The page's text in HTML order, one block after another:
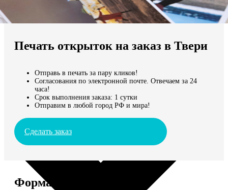
Мы доставляем по всему миру
Продолжить без города
Печать открыток на заказ в Твери
Отправь в печать за пару кликов!
Согласования по электронной почте. Отвечаем за 24
часа!
Срок выполнения заказа: 1 сутки
Отправим в любой город РФ и мира!
Сделать заказ
Форматы и цены